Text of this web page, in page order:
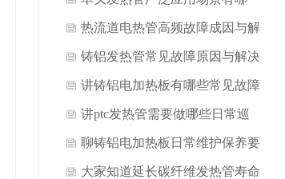
些？
热流道电热管高频故障成因与解
决方案是什么？
铸铝发热管常见故障原因与解决
方案是什么？
讲铸铝电加热板有哪些常见故障
与处理文案？
讲ptc发热管需要做哪些日常巡
检？
聊铸铝电加热板日常维护保养要
点有哪些？
大家知道延长碳纤维发热管寿命